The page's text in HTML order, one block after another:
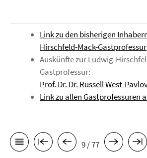
Link zu den bisherigen
Hirschfeld-Mack-Gastprofessur
Auskünfte zur Ludwig-
Gastprofessur:
Prof. Dr. Dr. Russell West-
Link zu allen Gastprofessuren
9 / 77